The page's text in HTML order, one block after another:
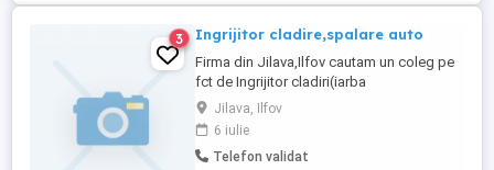
3 Ingrijitor cladire,spalare auto
Firma din Jilava,Ilfov cautam un coleg pe
fct de Ingrijitor cladiri(iarba
taiata,curatenie curte(fara cladirile de
birouri) si spalat auto la nevoie.Contract
de munca perioada nedeterminata,salariu
3500-4000 lei lunaplus tichete masa plus
Jilava, Ilfov
6 iulie
Telefon validat